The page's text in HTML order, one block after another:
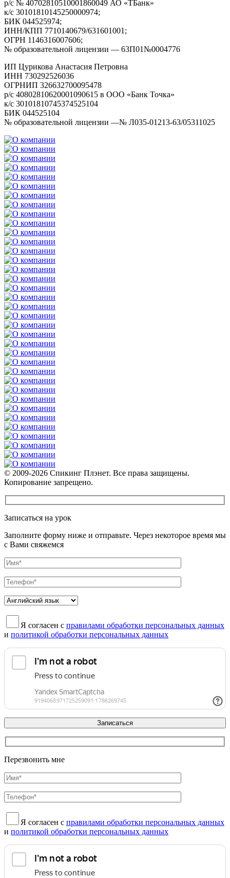
р/с № 40702810510001860049 АО «ТБанк»
к/с 30101810145250000974;
БИК 044525974;
ИНН/КПП 7710140679/631601001;
ОГРН 1146316007606;
№ образовательной лицензии — 63П01№0004776
ИП Цурикова Анастасия Петровна
ИНН 730292526036
ОГРНИП 326632700095478
р/с 40802810620001090615 в ООО «Банк Точка»
к/с 30101810745374525104
БИК 044525104
№ образовательной лицензии —№ Л035-01213-63/05311025
© 2009-2026 Спикинг Плэнет. Все права защищены.
Копирование запрещено.
Записаться на урок
Заполните форму ниже и отправьте. Через некоторое время мы
с Вами свяжемся
Я согласен с правилами обработки персональных данных
и политикой обработки персональных данных
Перезвонить мне
Я согласен с правилами обработки персональных данных
и политикой обработки персональных данных